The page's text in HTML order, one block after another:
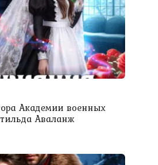
Академии военных
Аваланж